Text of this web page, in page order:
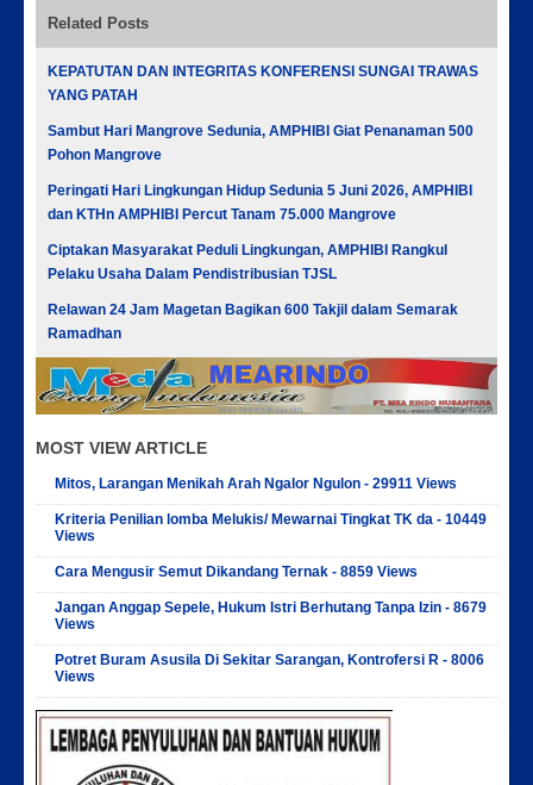
Related Posts
KEPATUTAN DAN INTEGRITAS KONFERENSI SUNGAI TRAWAS
YANG PATAH
Sambut Hari Mangrove Sedunia, AMPHIBI Giat Penanaman 500
Pohon Mangrove
Peringati Hari Lingkungan Hidup Sedunia 5 Juni 2026, AMPHIBI
dan KTHn AMPHIBI Percut Tanam 75.000 Mangrove
Ciptakan Masyarakat Peduli Lingkungan, AMPHIBI Rangkul
Pelaku Usaha Dalam Pendistribusian TJSL
Relawan 24 Jam Magetan Bagikan 600 Takjil dalam Semarak
Ramadhan
MOST VIEW ARTICLE
Mitos, Larangan Menikah Arah Ngalor Ngulon - 29911 Views
Kriteria Penilian lomba Melukis/ Mewarnai Tingkat TK da - 10449
Views
Cara Mengusir Semut Dikandang Ternak - 8859 Views
Jangan Anggap Sepele, Hukum Istri Berhutang Tanpa Izin - 8679
Views
Potret Buram Asusila Di Sekitar Sarangan, Kontrofersi R - 8006
Views